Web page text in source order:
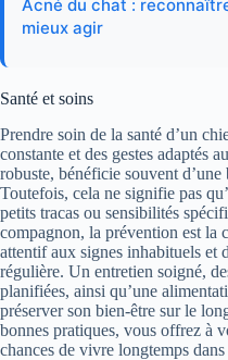
Acné du chat :
mieux agir
Santé et soins
Prendre soin de la santé d’un
constante et des gestes adaptés
robuste, bénéficie souvent
Toutefois, cela ne signifie pas
petits tracas ou sensibilités
compagnon, la prévention est la
attentif aux signes inhabituels et
régulière. Un entretien soigné,
planifiées, ainsi qu’une
préserver son bien-être sur le
bonnes pratiques, vous offrez à
chances de vivre longtemps